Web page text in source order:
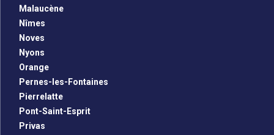
Malaucène
Nîmes
Noves
Nyons
Orange
Pernes-les-Fontaines
Pierrelatte
Pont-Saint-Esprit
Privas